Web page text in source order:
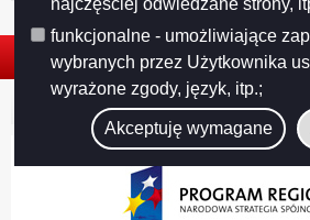
najczęściej odwiedzane strony,
funkcjonalne - umożliwiające
wybranych przez Użytkownika
wyrażone zgody, język, itp.;
Akceptuję wymagane
© 2026. Urząd Miejski w Suwałkach. Wszystkie